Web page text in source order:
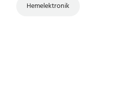
Hemelektronik